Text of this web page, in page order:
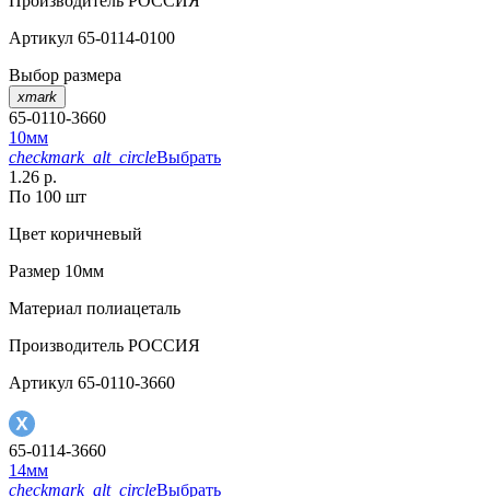
Артикул 65-0114-0100
Выбор размера
xmark
65-0110-3660
10мм
checkmark_alt_circleВыбрать
1.26 р.
По 100 шт
Цвет коричневый
Размер 10мм
Материал полиацеталь
Производитель РОССИЯ
Артикул 65-0110-3660
65-0114-3660
14мм
checkmark_alt_circleВыбрать